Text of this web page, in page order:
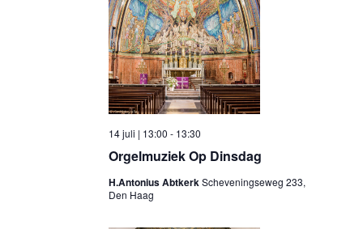
Orgelmuziek Op Dinsdag
14 juli | 13:00 - 13:30
H.Antonius AbtkerkScheveningseweg 233,
Den Haag